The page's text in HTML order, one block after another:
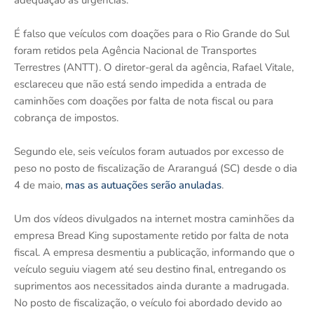
É falso que veículos com doações para o Rio Grande do Sul
foram retidos pela Agência Nacional de Transportes
Terrestres (ANTT). O diretor-geral da agência, Rafael Vitale,
esclareceu que não está sendo impedida a entrada de
caminhões com doações por falta de nota fiscal ou para
cobrança de impostos.
Segundo ele, seis veículos foram autuados por excesso de
peso no posto de fiscalização de Araranguá (SC) desde o dia
4 de maio, mas as autuações serão anuladas.
Um dos vídeos divulgados na internet mostra caminhões da
empresa Bread King supostamente retido por falta de nota
fiscal. A empresa desmentiu a publicação, informando que o
veículo seguiu viagem até seu destino final, entregando os
suprimentos aos necessitados ainda durante a madrugada.
No posto de fiscalização, o veículo foi abordado devido ao